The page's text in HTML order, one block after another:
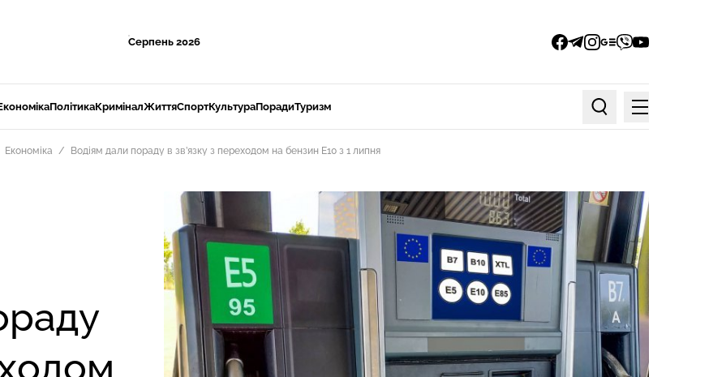
Серпень 2026
facebook
telegram
instagram
google_news
viberyoutube
ПолітикаКриміналЖиттяСпортКультураПорадиТуризм
Пошук по статтях
Меню
Економіка Водіям дали пораду в зв’язку з переходом на бензин Е10 з 1 липня